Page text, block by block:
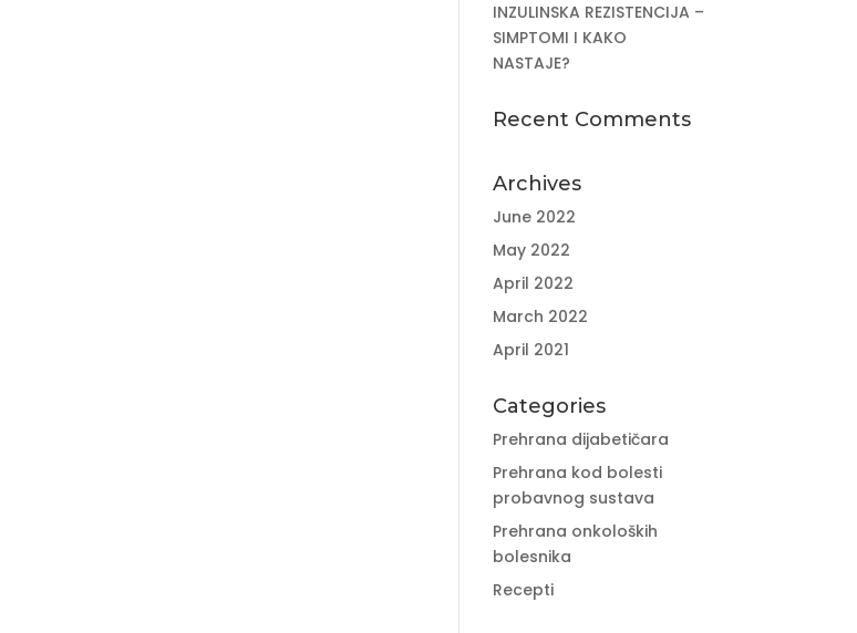
INZULINSKA REZISTENCIJA –
SIMPTOMI I KAKO
NASTAJE?
Recent Comments
Archives
June 2022
May 2022
April 2022
March 2022
April 2021
Categories
Prehrana dijabetičara
Prehrana kod bolesti
probavnog sustava
Prehrana onkoloških
bolesnika
Recepti